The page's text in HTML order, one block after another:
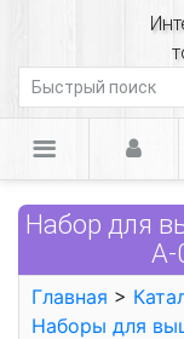
Набор для
А-
Главная >
Наборы для